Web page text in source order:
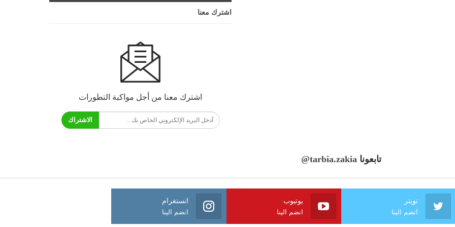
اشترك معنا
اشترك معنا من أجل مواكبة التطورات
الاشتراك
تابعونا @tarbia.zakia
تويتر
انضم الينا
يوتيوب
انضم الينا
انستغرام
انضم الينا